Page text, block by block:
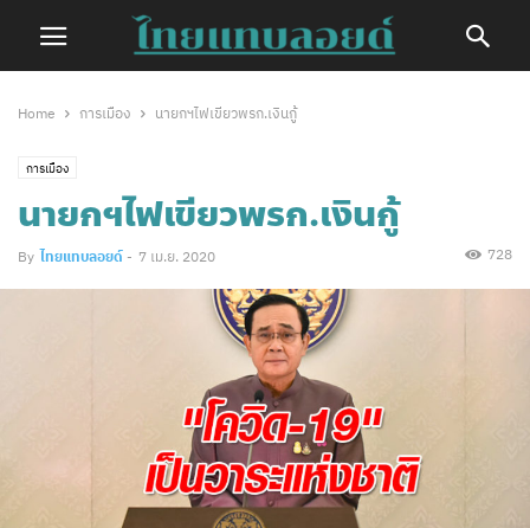
Home การเมือง นายกฯไฟเขียวพรก.เงินกู้
การเมือง
นายกฯไฟเขียวพรก.เงินกู้
By ไทยแทบลอยด์ - 7 เม.ย. 2020 728